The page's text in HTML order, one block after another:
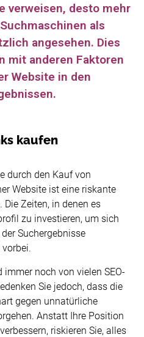
verweisen, desto mehr
als
angesehen. Dies
mit anderen Faktoren
Website in den
kaufen
durch den Kauf von
Website ist eine riskante
Zeiten, in denen es
zu investieren, um sich
Suchergebnisse
noch von vielen SEO-
Sie jedoch, dass die
gegen unnatürliche
Anstatt Ihre Position
riskieren Sie, alles